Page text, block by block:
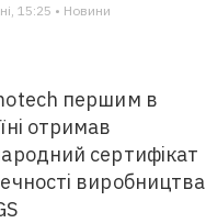
15:25 • Новини
першим в
отримав
сертифікат
виробництва